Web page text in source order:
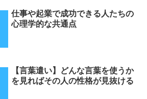
仕事や起業で成功できる人たちの
心理学的な共通点
【言葉遣い】どんな言葉を使うか
を見ればその人の性格が見抜ける